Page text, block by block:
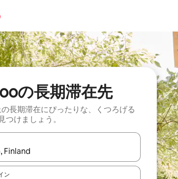
の長期滞在先
長期滞在にぴったりな、くつろげる
つけましょう。
が表示されたら、上下の矢印キーを使って移動するか
ン